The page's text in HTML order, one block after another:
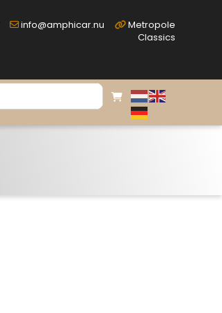
info@amphicar.nu
Metropole
Classics